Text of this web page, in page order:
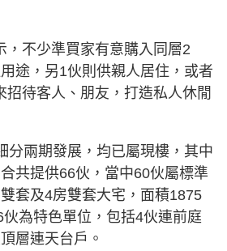
，不少準買家有意購入同層2
途，另1伙則供親人居住，或者
招待客人、朋友，打造私人休閒
分兩期發展，均已屬現樓，其中
共提供66伙，當中60伙屬標準
套及4房雙套大宅，面積1875
為特色單位，包括4伙連前庭
層連天台戶。